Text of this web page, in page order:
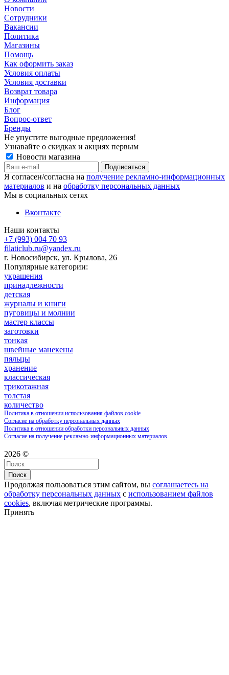
Новости
Сотрудники
Вакансии
Политика
Магазины
Помощь
Как оформить заказ
Условия оплаты
Условия доставки
Возврат товара
Информация
Блог
Вопрос-ответ
Бренды
Не упустите выгодные предложения!
Узнавайте о скидках и акциях первым
Новости магазина
Я согласен/согласна на получение рекламно-информационных
материалов и на обработку персональных данных
Мы в социальных сетях
Вконтакте
Наши контакты
+7 (993) 004 70 93
filaticlub.ru@yandex.ru
г. Новосибирск, ул. Крылова, 26
Популярные категории:
украшения
принадлежности
детская
журналы и книги
пуговицы и молнии
мастер классы
заготовки
тонкая
швейные манекены
пяльцы
хранение
классическая
трикотажная
толстая
количество
Политика в отношении использования файлов cookie
Согласие на обработку персональных данных
Политика в отношении обработки персональных данных
Согласие на получение рекламно-информационных материалов
2026 ©
Поиск
Продолжая пользоваться этим сайтом, вы соглашаетесь на
обработку персональных данных с использованием файлов
cookies, включая метрические программы.
Принять